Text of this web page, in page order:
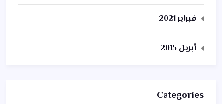
فبراير 2021
أبريل 2015
Categories